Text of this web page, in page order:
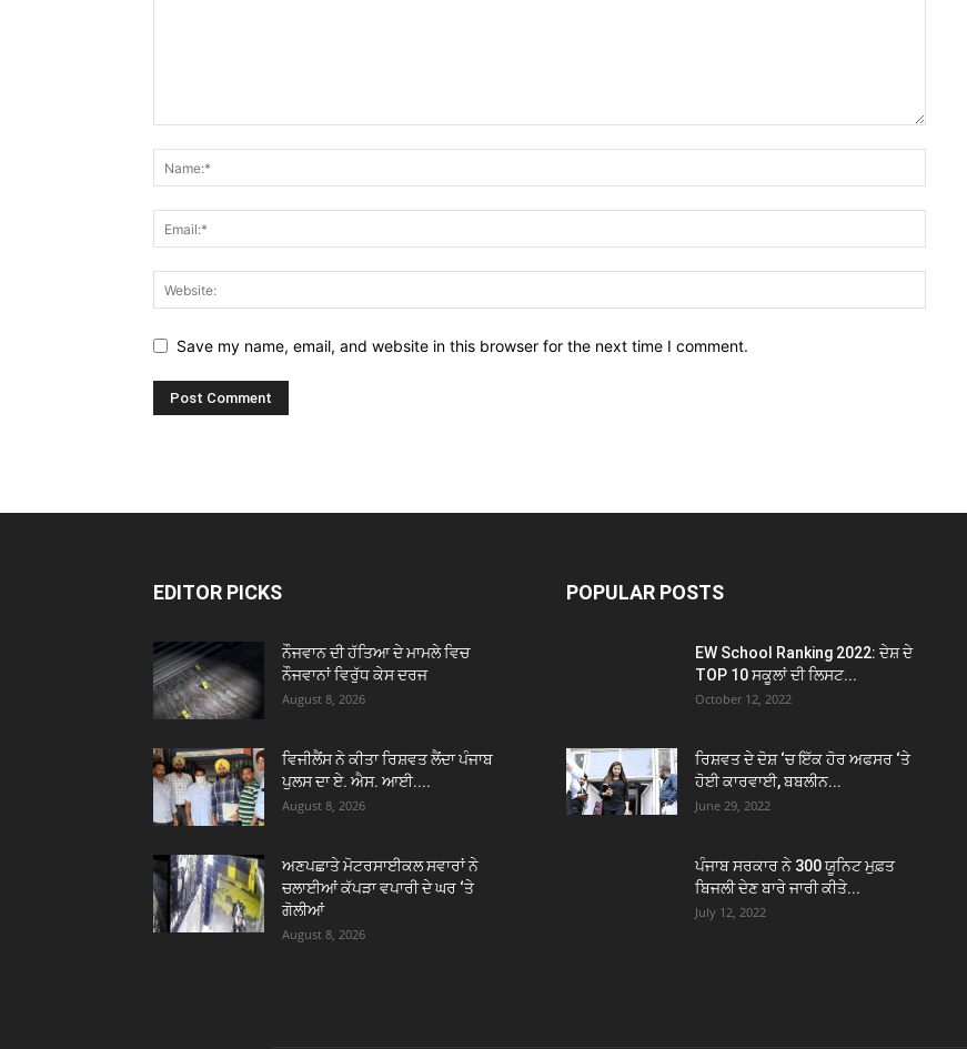
Save my name, email, and website in this browser for the next time I comment.
EDITOR PICKS
ਨੌਜਵਾਨ ਦੀ ਹੱਤਿਆ ਦੇ ਮਾਮਲੇ ਵਿਚ
ਨੌਜਵਾਨਾਂ ਵਿਰੁੱਧ ਕੇਸ ਦਰਜ
August 8, 2026
ਵਿਜੀਲੈਂਸ ਨੇ ਕੀਤਾ ਰਿਸ਼ਵਤ ਲੈਂਦਾ ਪੰਜਾਬ
ਪੁਲਸ ਦਾ ਏ. ਐਸ. ਆਈ....
August 8, 2026
ਅਣਪਛਾਤੇ ਮੋਟਰਸਾਈਕਲ ਸਵਾਰਾਂ ਨੇ
ਚਲਾਈਆਂ ਕੱਪੜਾ ਵਪਾਰੀ ਦੇ ਘਰ ‘ਤੇ
ਗੋਲੀਆਂ
August 8, 2026
POPULAR POSTS
EW School Ranking 2022: ਦੇਸ਼ ਦੇ
TOP 10 ਸਕੂਲਾਂ ਦੀ ਲਿਸਟ...
October 12, 2022
ਰਿਸ਼ਵਤ ਦੇ ਦੋਸ਼ ‘ਚ ਇੱਕ ਹੋਰ ਅਫਸਰ ‘ਤੇ
ਹੋਈ ਕਾਰਵਾਈ, ਬਬਲੀਨ...
June 29, 2022
ਪੰਜਾਬ ਸਰਕਾਰ ਨੇ 300 ਯੂਨਿਟ ਮੁਫ਼ਤ
ਬਿਜਲੀ ਦੇਣ ਬਾਰੇ ਜਾਰੀ ਕੀਤੇ...
July 12, 2022